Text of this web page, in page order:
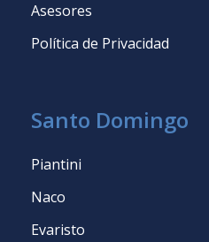
Asesores
Política de Privacidad
Santo Domingo
Piantini
Naco
Evaristo